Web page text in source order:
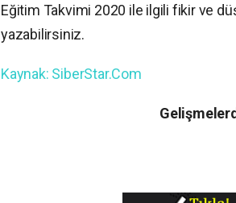
Eğitim Takvimi 2020 ile ilgili fikir ve
yazabilirsiniz.
Kaynak: SiberStar.Com